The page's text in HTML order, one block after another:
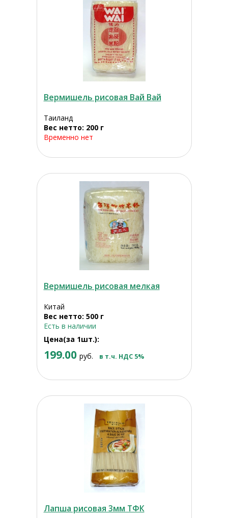
Вермишель рисовая Вай Вай
Таиланд
Вес нетто: 200 г
Временно нет
Вермишель рисовая мелкая
Китай
Вес нетто: 500 г
Есть в наличии
Цена(за 1шт.):
199.00 руб. в т.ч. НДС 5%
Лапша рисовая 3мм ТФК